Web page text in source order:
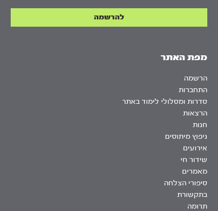
מפת האתר
הרשמה
התחברות
סדרות ומסלולי לימוד באתר
הרצאות
חנות
ניפוץ מיתוסים
אירועים
שידור חי
מאמרים
סיפורי הצלחה
בתקשורת
תרומה